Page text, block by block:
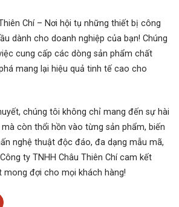
MF2-50-161-2S
MF2-5-141-PGG
MF1-3-6E1-1K00
M02-30-111-000
M01-5-111-000
Chí– Nơi hội tụ những thiết bị công
dành cho doanh nghiệp của bạn! Chúng
cung cấp các dòng sản phẩm chất
mang lại hiệu quả tinh tế cao cho
chúng tôi không chỉ mang đến sự hài
còn thổi hồn vào từng sản phẩm, biến
nghệ thuật độc đáo, đa dạng mẫu mã,
ty TNHH Châu Thiên Chí cam kết
đợi cho mọi khách hàng!